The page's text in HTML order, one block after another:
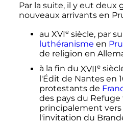
Par la suite, il y eut deux
nouveaux arrivants en
au XVIe siècle, par
luthéranisme en
de religion en
à la fin du XVIIe
l'Édit de Nantes en
protestants de
des pays du
principalement vers
l'invitation du